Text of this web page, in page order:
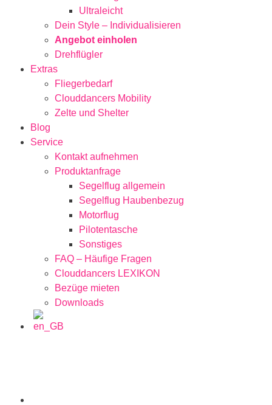
Ultraleicht
Dein Style – Individualisieren
Angebot einholen
Drehflügler
Extras
Fliegerbedarf
Clouddancers Mobility
Zelte und Shelter
Blog
Service
Kontakt aufnehmen
Produktanfrage
Segelflug allgemein
Segelflug Haubenbezug
Motorflug
Pilotentasche
Sonstiges
FAQ – Häufige Fragen
Clouddancers LEXIKON
Bezüge mieten
Downloads